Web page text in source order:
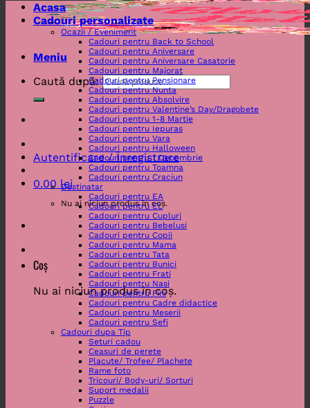
Meniu
Caută după:
Autentificare / Înregistrare
0.00 lei
Nu ai niciun produs în coș.
Coș
Nu ai niciun produs în coș.
Acasa
Cadouri personalizate
Ocazii / Eveniment
Cadouri pentru Back to School
Cadouri pentru Aniversare
Cadouri pentru Aniversare Casatorie
Cadouri pentru Majorat
Cadouri pentru Pensionare
Cadouri pentru Nunta
Cadouri pentru Absolvire
Cadouri pentru Valentine’s Day/Dragobete
Cadouri pentru 1-8 Martie
Cadouri pentru Iepuras
Cadouri pentru Vara
Cadouri pentru Halloween
Cadouri pentru 1 Decembrie
Cadouri pentru Toamna
Cadouri pentru Craciun
Destinatar
Cadouri pentru EA
Cadouri pentru EL
Cadouri pentru Cupluri
Cadouri pentru Bebelusi
Cadouri pentru Copii
Cadouri pentru Mama
Cadouri pentru Tata
Cadouri pentru Bunici
Cadouri pentru Frati
Cadouri pentru Nasi
Cadouri pentru Fini
Cadouri pentru Cadre didactice
Cadouri pentru Meserii
Cadouri pentru Sefi
Cadouri dupa Tip
Seturi cadou
Ceasuri de perete
Placute/ Trofee/ Plachete
Rame foto
Tricouri/ Body-uri/ Sorturi
Suport medalii
Puzzle